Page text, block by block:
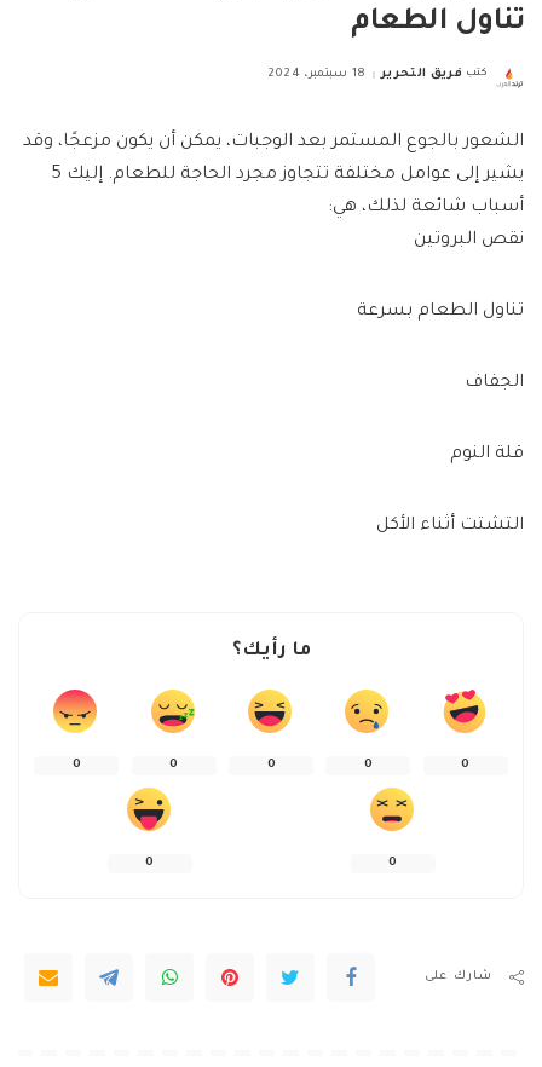
تناول الطعام
Posted
كتب فريق التحرير 18 سبتمبر، 2024
الشعور بالجوع المستمر بعد الوجبات، يمكن أن يكون مزعجًا، وقد
يشير إلى عوامل مختلفة تتجاوز مجرد الحاجة للطعام. إليك 5
أسباب شائعة لذلك، هي:
نقص البروتين
تناول الطعام بسرعة
الجفاف
قلة النوم
التشتت أثناء الأكل
ما رأيك؟
0
0
0
0
0
0
0
شارك على